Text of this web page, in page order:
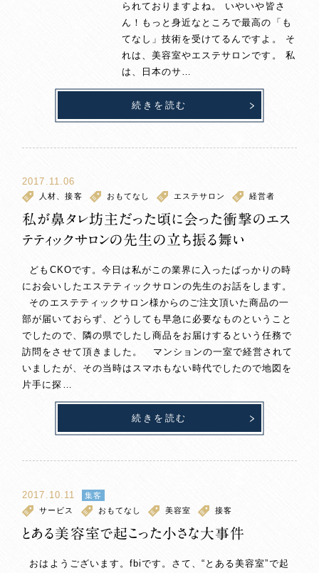
られておりますよね。 いやいや皆さ
ん！もっと身近なところで最高の「も
てなし」技術を受けてるんですよ。 そ
れは、美容室やエステサロンです。 私
は、日本のサ…
続きを読む
2017.11.06
人材、接客 おもてなし エステサロン 経営者
私が鼻タレ坊主だった頃に会った衝撃のエス
テティックサロンの先生の立ち振る舞い
どもCKOです。今日は私がこの業界に入ったばっかりの時
にお会いしたエステティックサロンの先生のお話をします。
そのエステティックサロン様からのご注文頂いた商品の一
部が届いておらず、どうしても早急に必要なものということ
でしたので、隣の県でしたし商品をお届けするという任務で
訪問をさせて頂きました。 マンションの一室で経営されて
いましたが、その当時はスマホもない時代でしたので地図を
片手に探…
続きを読む
2017.10.11
集客
サービス
おもてなし 美容室 接客
とある美容室で起こった小さな大事件
おはようございます。fbiです。さて、“とある美容室”で起